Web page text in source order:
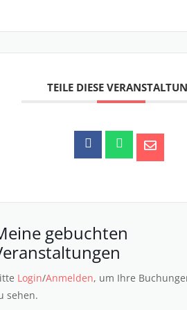
TEILE DIESE
gebuchten
Login/Anmelden, um Ihre
sehen.